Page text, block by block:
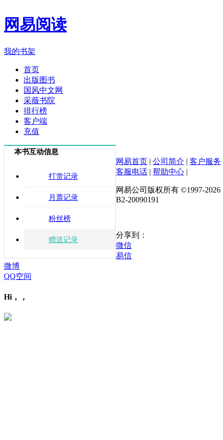
网易阅读
我的书架
首页
出版图书
国风中文网
采薇书院
排行榜
客户端
充值
本书互动信息
打赏记录
月票记录
粉丝榜
赠送记录
网易首页 | 公司简介 | 客户服务
客服电话 | 帮助中心 |
网易公司版权所有 ©1997-2026
B2-20090191
分享到：
微信
易信
微博
QQ空间
Hi，，